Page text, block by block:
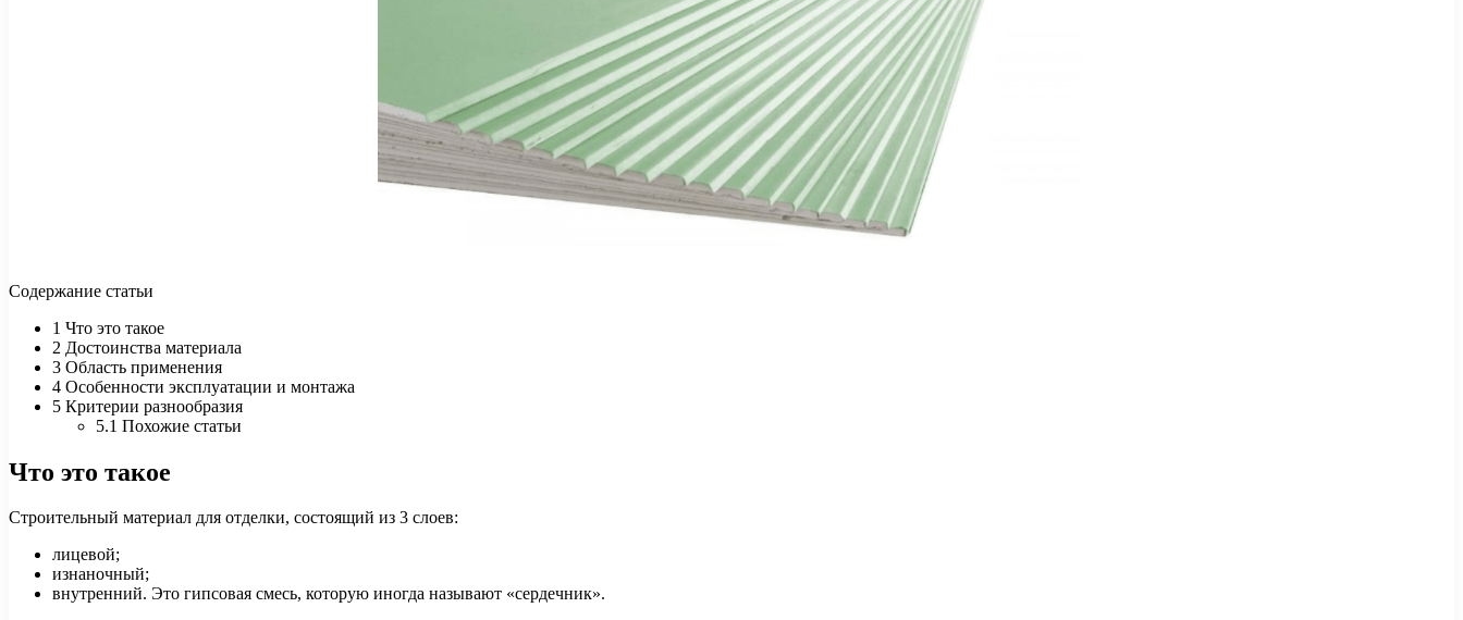
Содержание статьи
1 Что это такое
2 Достоинства материала
3 Область применения
4 Особенности эксплуатации и монтажа
5 Критерии разнообразия
5.1 Похожие статьи
Что это такое
Строительный материал для отделки, состоящий из 3 слоев:
лицевой;
изнаночный;
внутренний. Это гипсовая смесь, которую иногда называют «сердечник».